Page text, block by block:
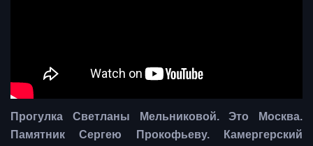
Прогулка Светланы Мельниковой. Это Москва.
Памятник Сергею Прокофьеву. Камергерский